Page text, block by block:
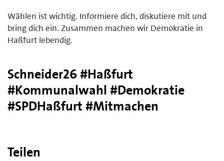
Wählen ist wichtig. Informiere dich, diskutiere mit und
bring dich ein. Zusammen machen wir Demokratie in
Haßfurt lebendig.
Schneider26 #Haßfurt
#Kommunalwahl #Demokratie
#SPDHaßfurt #Mitmachen
Teilen